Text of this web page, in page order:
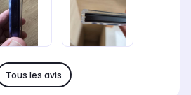
Tous les avis